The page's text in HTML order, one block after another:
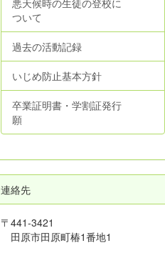
悪天候時の生徒の登校に
ついて
過去の活動記録
いじめ防止基本方針
卒業証明書・学割証発行
願
連絡先
〒441-3421
田原市田原町椿1番地1